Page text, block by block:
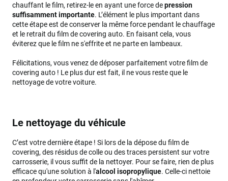
chauffant le film, retirez-le en ayant une force depression
suffisamment importante. L’élément le plus important dans
cette étape est de conserver la même force pendant le chauffage
et le retrait du film de covering auto. En faisant cela, vous
éviterez que le film ne s'effrite et ne parte en lambeaux.
Félicitations, vous venez de déposer parfaitement votre film de
covering auto ! Le plus dur est fait, il ne vous reste que le
nettoyage de votre voiture.
Le nettoyage du véhicule
C’est votre dernière étape ! Si lors de la dépose du film de
covering, des résidus de colle ou des traces persistent sur votre
carrosserie, il vous suffit de la nettoyer. Pour se faire, rien de plus
efficace qu'une solution à l'alcool isopropylique. Celle-ci nettoie